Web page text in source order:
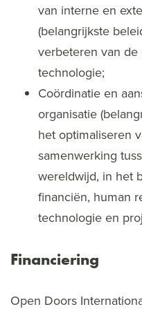
van interne en
(belangrijkste
verbeteren van
technologie;
Coördinatie en
organisatie
het optimaliseren
samenwerking
wereldwijd, in het
financiën, human
technologie en
Financiering
Open Doors